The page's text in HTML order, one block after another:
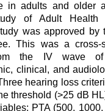
in adults and older
of Adult Health
was approved by
This was a cross-
the IV wave of
clinical, and
hearing loss
threshold (>25 dB
PTA (500,